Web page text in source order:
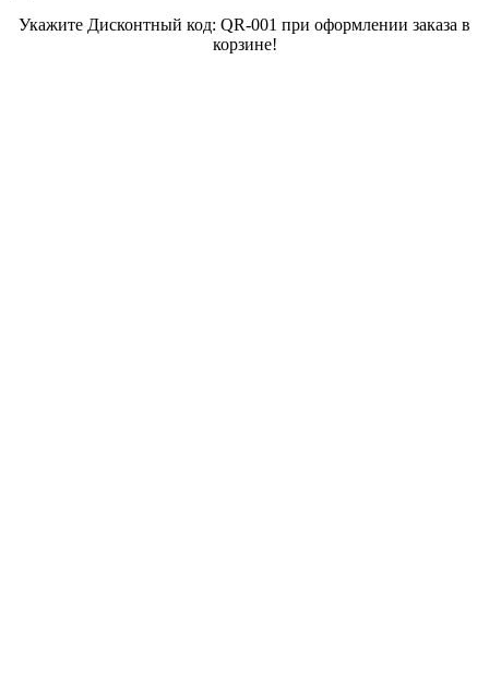
Укажите Дисконтный код: QR-001 при оформлении заказа в
корзине!